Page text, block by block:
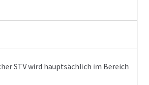
STV wird hauptsächlich im Bereich